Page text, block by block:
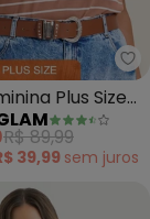
Size em
Plus Size
R$ 89,99
39,99 sem juros